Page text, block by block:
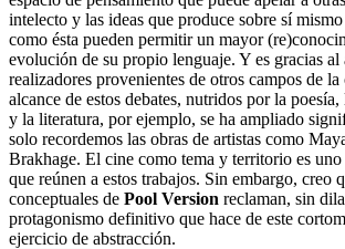
intelecto y las ideas que produce sobre sí
como ésta pueden permitir un mayor
evolución de su propio lenguaje. Y es gracias al
realizadores provenientes de otros campos de la
alcance de estos debates, nutridos por la
y la literatura, por ejemplo, se ha ampliado
solo recordemos las obras de artistas como
Brakhage. El cine como tema y territorio es uno
que reúnen a estos trabajos. Sin embargo, creo
conceptuales de Pool Version reclaman, sin
protagonismo definitivo que hace de este
ejercicio de abstracción.